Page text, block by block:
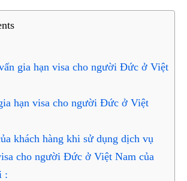
gia hạn visa cho người Đức ở Việt
hạn visa cho người Đức ở Việt
khách hàng khi sử dụng dịch vụ
cho người Đức ở Việt Nam của
: